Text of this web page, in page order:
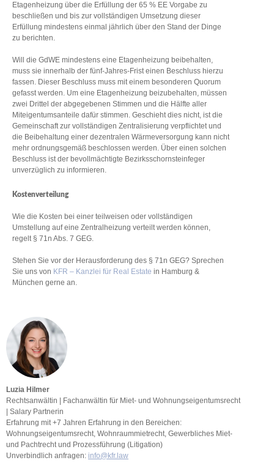
Etagenheizung über die Erfüllung der 65 % EE Vorgabe zu
beschließen und bis zur vollständigen Umsetzung dieser
Erfüllung mindestens einmal jährlich über den Stand der Dinge
zu berichten.
Will die GdWE mindestens eine Etagenheizung beibehalten,
muss sie innerhalb der fünf-Jahres-Frist einen Beschluss hierzu
fassen. Dieser Beschluss muss mit einem besonderen Quorum
gefasst werden. Um eine Etagenheizung beizubehalten, müssen
zwei Drittel der abgegebenen Stimmen und die Hälfte aller
Miteigentumsanteile dafür stimmen. Geschieht dies nicht, ist die
Gemeinschaft zur vollständigen Zentralisierung verpflichtet und
die Beibehaltung einer dezentralen Wärmeversorgung kann nicht
mehr ordnungsgemäß beschlossen werden. Über einen solchen
Beschluss ist der bevollmächtigte Bezirksschornsteinfeger
unverzüglich zu informieren.
Kostenverteilung
Wie die Kosten bei einer teilweisen oder vollständigen
Umstellung auf eine Zentralheizung verteilt werden können,
regelt § 71n Abs. 7 GEG.
Stehen Sie vor der Herausforderung des § 71n GEG? Sprechen
Sie uns von KFR – Kanzlei für Real Estate in Hamburg &
München gerne an.
Luzia Hilmer
Rechtsanwältin | Fachanwältin für Miet- und Wohnungseigentumsrecht
| Salary Partnerin
Erfahrung mit +7 Jahren Erfahrung in den Bereichen:
Wohnungseigentumsrecht, Wohnraummietrecht, Gewerbliches Miet-
und Pachtrecht und Prozessführung (Litigation)
Unverbindlich anfragen: info@kfr.law